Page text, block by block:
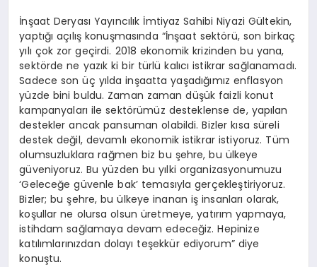
İnşaat Deryası Yayıncılık İmtiyaz Sahibi Niyazi Gültekin,
yaptığı açılış konuşmasında “İnşaat sektörü, son birkaç
yılı çok zor geçirdi. 2018 ekonomik krizinden bu yana,
sektörde ne yazık ki bir türlü kalıcı istikrar sağlanamadı.
Sadece son üç yılda inşaatta yaşadığımız enflasyon
yüzde bini buldu. Zaman zaman düşük faizli konut
kampanyaları ile sektörümüz desteklense de, yapılan
destekler ancak pansuman olabildi. Bizler kısa süreli
destek değil, devamlı ekonomik istikrar istiyoruz. Tüm
olumsuzluklara rağmen biz bu şehre, bu ülkeye
güveniyoruz. Bu yüzden bu yılki organizasyonumuzu
‘Geleceğe güvenle bak’ temasıyla gerçekleştiriyoruz.
Bizler; bu şehre, bu ülkeye inanan iş insanları olarak,
koşullar ne olursa olsun üretmeye, yatırım yapmaya,
istihdam sağlamaya devam edeceğiz. Hepinize
katılımlarınızdan dolayı teşekkür ediyorum” diye
konuştu.